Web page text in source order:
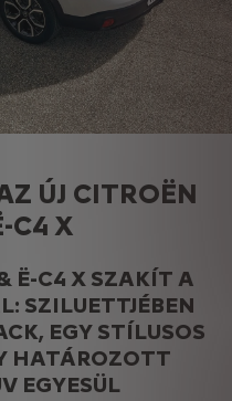
ÚJ CITROËN
C4 X
Ë-C4 X SZAKÍT A
SZILUETTJÉBEN
EGY STÍLUSOS
HATÁROZOTT
EGYESÜL